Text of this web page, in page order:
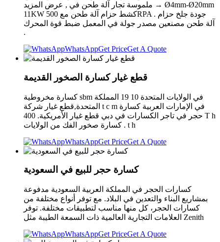
ملموسة تجار آلة طحن في , عرض المزيد → Ø4mm-Ø20mm
11KW كشط حزام آلة طحن مع 500RPA . جودة جلخ حزام
آلة طحن مصنعين مصدر جولة في المعمل ضبط قوة المحرك
.
WhatsAppGet PriceGet A Quote
قطع غيار كسارة الصخور القديمة
كسارة مخروطية sbm في الولايات المتحدة 10 19 المملكة
المتحدة,قطع غيار شركة t c m في الإمارات العربية كسارة
حجر في تاجر الكسارات في دبي قطع غيار الأمريكية. 400 T h
كسارة صخور الفك من الولايات . t h
WhatsAppGet PriceGet A Quote
كسارة حجر للبيع في السعودية
كسارات الحجر في المملكة العربية السعودية مدفوعة
بمشاريع البناء والتعدين في البلاد. مع توفر أنواع مختلفة من
كسارات الحجر، كل منها مناسب لتطبيقات مختلفة. توفر
العلامات التجارية العالمية ذات السمعة الطيبة مثل Zenith
WhatsAppGet PriceGet A Quote